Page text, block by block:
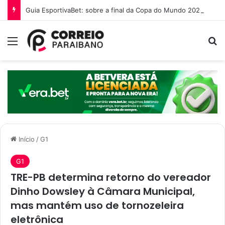
Guia EsportivaBet: sobre a final da Copa do Mundo 2026
Menu
Início /G1
G1
TRE-PB determina retorno do vereador
Dinho Dowsley à Câmara Municipal,
mas mantém uso de tornozeleira
eletrônica